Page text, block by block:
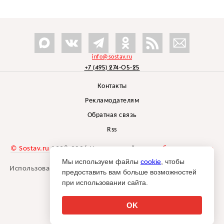
info@sostav.ru
+7 (495) 274-05-25
Контакты
Рекламодателям
Обратная связь
Rss
© Sostav.ru 1998-2026 Независимый проектбрендингового
агентства Depot
Использование материалов Sostav.ru допустимо только при
указании источника.
18+
Мы используем файлы cookie , чтобы
предоставить вам больше возможностей
при использовании сайта.
OK